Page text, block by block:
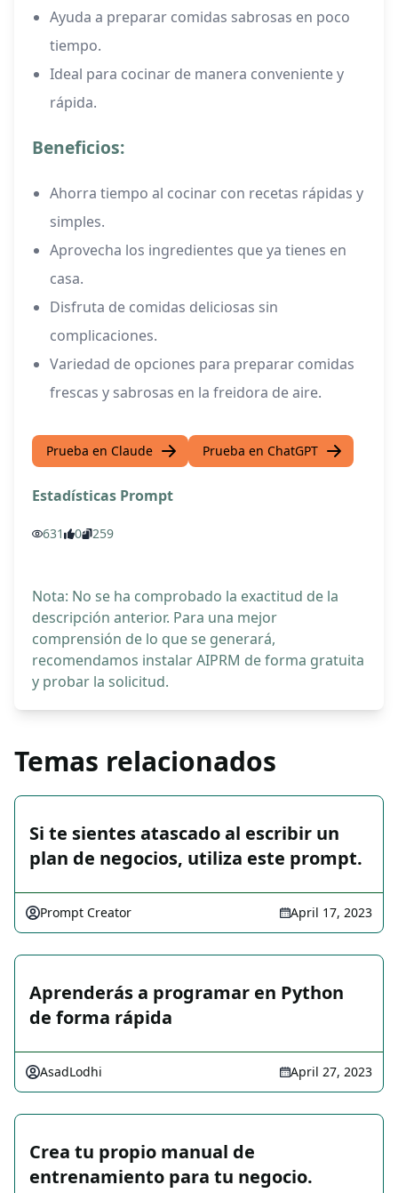
Ayuda a preparar comidas sabrosas en poco
tiempo.
Ideal para cocinar de manera conveniente y
rápida.
Beneficios:
Ahorra tiempo al cocinar con recetas rápidas y
simples.
Aprovecha los ingredientes que ya tienes en
casa.
Disfruta de comidas deliciosas sin
complicaciones.
Variedad de opciones para preparar comidas
frescas y sabrosas en la freidora de aire.
Prueba en Claude Prueba en ChatGPT
Estadísticas Prompt
631 0 259
Nota: No se ha comprobado la exactitud de la
descripción anterior. Para una mejor
comprensión de lo que se generará,
recomendamos instalar AIPRM de forma gratuita
y probar la solicitud.
Temas relacionados
Si te sientes atascado al escribir un
plan de negocios, utiliza este prompt.
Prompt Creator April 17, 2023
Aprenderás a programar en Python
de forma rápida
AsadLodhi April 27, 2023
Crea tu propio manual de
entrenamiento para tu negocio.